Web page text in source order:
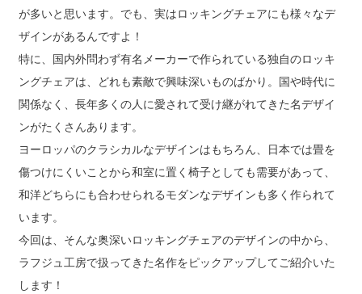
が多いと思います。でも、実はロッキングチェアにも様々なデ
ザインがあるんですよ！
特に、国内外問わず有名メーカーで作られている独自のロッキ
ングチェアは、どれも素敵で興味深いものばかり。国や時代に
関係なく、長年多くの人に愛されて受け継がれてきた名デザイ
ンがたくさんあります。
ヨーロッパのクラシカルなデザインはもちろん、日本では畳を
傷つけにくいことから和室に置く椅子としても需要があって、
和洋どちらにも合わせられるモダンなデザインも多く作られて
います。
今回は、そんな奥深いロッキングチェアのデザインの中から、
ラフジュ工房で扱ってきた名作をピックアップしてご紹介いた
します！